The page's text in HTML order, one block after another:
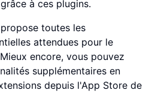
à ces plugins.
toutes les
attendues pour le
encore, vous pouvez
supplémentaires en
depuis l'App Store de